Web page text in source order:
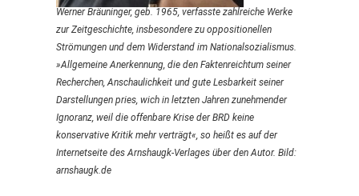
Werner Bräuninger, geb. 1965, verfasste zahlreiche Werke
zur Zeitgeschichte, insbesondere zu oppositionellen
Strömungen und dem Widerstand im Nationalsozialismus.
»Allgemeine Anerkennung, die den Faktenreichtum seiner
Recherchen, Anschaulichkeit und gute Lesbarkeit seiner
Darstellungen pries, wich in letzten Jahren zunehmender
Ignoranz, weil die offenbare Krise der BRD keine
konservative Kritik mehr verträgt«, so heißt es auf der
Internetseite des Arnshaugk-Verlages über den Autor. Bild:
arnshaugk.de